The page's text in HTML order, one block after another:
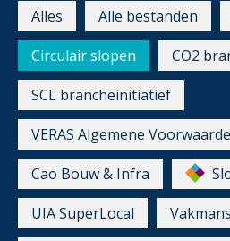
Alles Alle bestanden
Circulair slopen
CO2
SCL brancheinitiatief
VERAS Algemene
Cao Bouw & Infra
UIA SuperLocal